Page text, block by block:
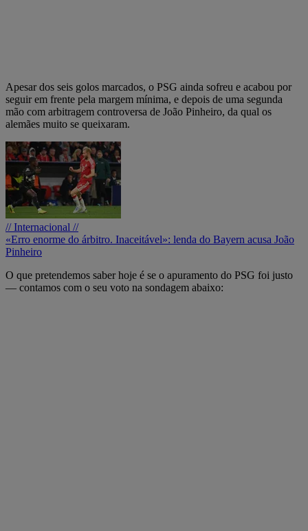
Apesar dos seis golos marcados, o PSG ainda sofreu e acabou por
seguir em frente pela margem mínima, e depois de uma segunda
mão com arbitragem controversa de João Pinheiro, da qual os
alemães muito se queixaram.
// Internacional //
«Erro enorme do árbitro. Inaceitável»: lenda do Bayern acusa João
Pinheiro
O que pretendemos saber hoje é se o apuramento do PSG foi justo
— contamos com o seu voto na sondagem abaixo: